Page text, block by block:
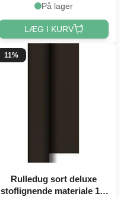
På lager
LÆG I KURV
11%
Rulledug sort deluxe
stoflignende materiale 1,2